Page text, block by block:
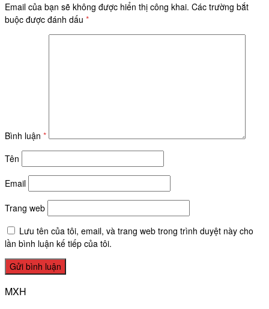
Email của bạn sẽ không được hiển thị công khai. Các trường bắt
buộc được đánh dấu *
Bình luận *
Tên
Email
Trang web
Lưu tên của tôi, email, và trang web trong trình duyệt này cho
lần bình luận kế tiếp của tôi.
MXH